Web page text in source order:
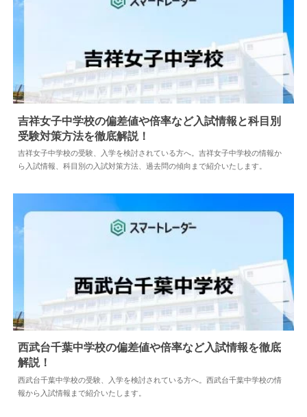
中学情報 2025.03.27
吉祥女子中学校の偏差値や倍率など入試情報と科目別
受験対策方法を徹底解説！
吉祥女子中学校の受験、入学を検討されている方へ。吉祥女子中学校の情報か
ら入試情報、科目別の入試対策方法、過去問の傾向まで紹介いたします。
中学情報 2024.04.02
西武台千葉中学校の偏差値や倍率など入試情報を徹底
解説！
西武台千葉中学校の受験、入学を検討されている方へ。西武台千葉中学校の情
報から入試情報まで紹介いたします。